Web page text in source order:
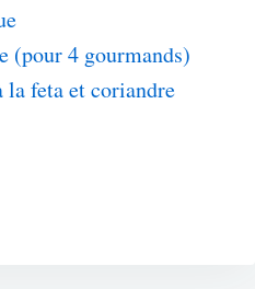
(pour 4 gourmands)
la feta et coriandre